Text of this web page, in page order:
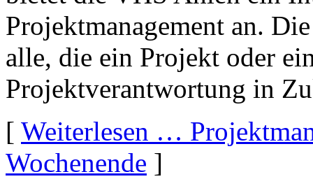
Projektmanagement an.
alle, die ein Projekt oder
Projektverantwortung in
[ Weiterlesen …
Wochenende ]